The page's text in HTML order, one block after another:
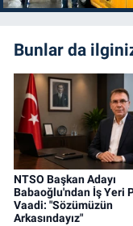
Bunlar da
NTSO Başkan Adayı
Babaoğlu'ndan İş Yeri
Vaadi: "Sözümüzün
Arkasındayız"